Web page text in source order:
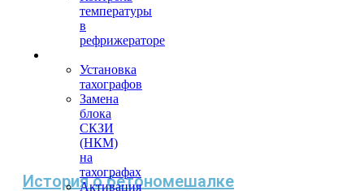
температуры
в
рефрижераторе
Установка
тахографов
Замена
блока
СКЗИ
(НКМ)
на
тахографах
Активация
История о бетономешалке